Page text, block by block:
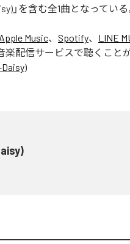
」を含む全1曲となっている
Apple Music、 Spotify、 LINE
楽配信サービスで聴くこと